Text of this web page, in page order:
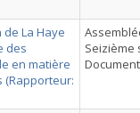
La Haye
des
en matière
(Rapporteur:
Seizième